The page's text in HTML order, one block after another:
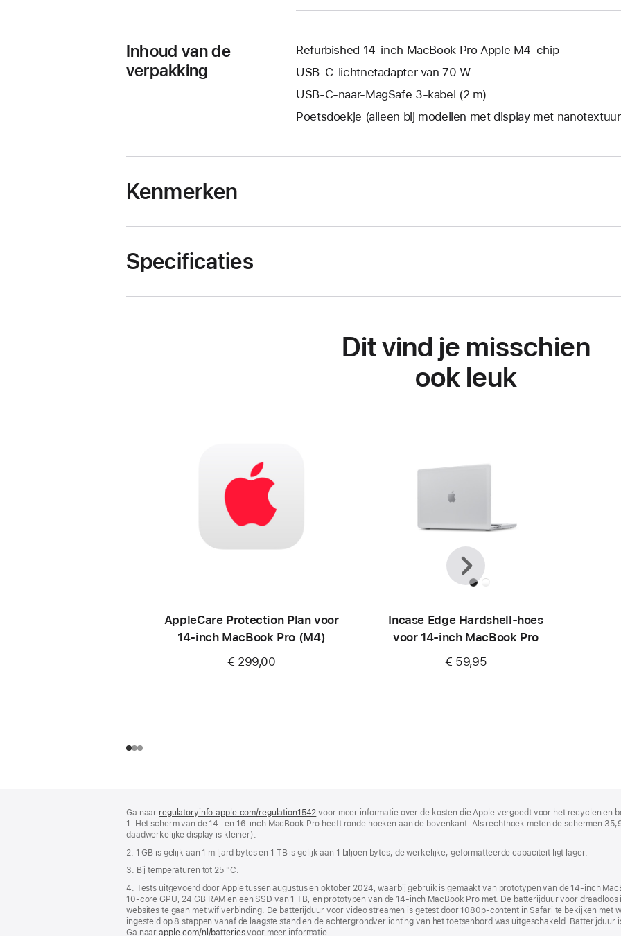
venster
Inhoud van de
verpakking
Refurbished 14-inch MacBook Pro Apple M4-chip
USB‑C-lichtnetadapter van 70 W
USB‑C-naar-MagSafe 3-kabel (2 m)
Poetsdoekje (alleen bij modellen met display met
Kenmerken
Specificaties
Dit vind je misschien
ook leuk
AppleCare Protection Plan voor
14‑inch MacBook Pro (M4)
€ 299,00
Incase Edge Hardshell-hoes
voor 14-inch MacBook Pro
€ 59,95
Vorige
Volgende
Ga naar regulatoryinfo.apple.com/regulation1542 (wordt
in
geopend)
voor meer informatie over de kosten die Apple vergoedt voor het recyclen en
1. Het scherm van de 14‑ en 16-inch MacBook Pro heeft ronde hoeken aan de bovenkant. Als rechthoek meten de schermen
daadwerkelijke display is kleiner).
2. 1 GB is gelijk aan 1 miljard bytes en 1 TB is gelijk aan 1 biljoen bytes; de werkelijke, geformatteerde capaciteit ligt lager.
3. Bij temperaturen tot 25 °C.
4. Tests uitgevoerd door Apple tussen augustus en oktober 2024, waarbij gebruik is gemaakt van prototypen van de 14‑inch
10‑core GPU, 24 GB RAM en een SSD van 1 TB, en prototypen van de 14‑inch MacBook Pro met. De batterijduur voor
websites te gaan met wifiverbinding. De batterijduur voor video streamen is getest door 1080p-content in Safari te bekijken met
ingesteld op 8 stappen vanaf de laagste stand en de achtergrond­verlichting van het toetsenbord was uitgeschakeld.
Ga naarapple.com/nl/batteriesvoor meer informatie.